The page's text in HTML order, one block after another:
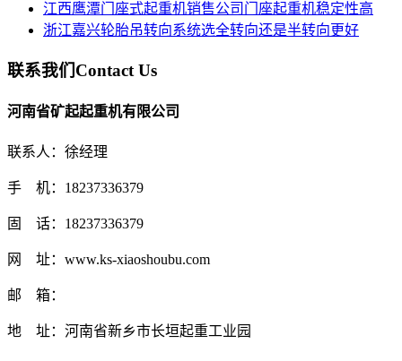
江西鹰潭门座式起重机销售公司门座起重机稳定性高
浙江嘉兴轮胎吊转向系统选全转向还是半转向更好
联系我们Contact Us
河南省矿起起重机有限公司
联系人：徐经理
手 机：18237336379
固 话：18237336379
网 址：www.ks-xiaoshoubu.com
邮 箱：
地 址：河南省新乡市长垣起重工业园